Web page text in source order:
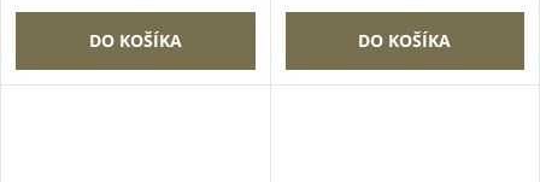
DO KOŠÍKA DO KOŠÍKA